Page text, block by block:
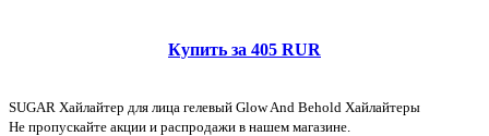
Купить за 405 RUR
SUGAR Хайлайтер для лица гелевый Glow And Behold Хайлайтеры
Не пропускайте акции и распродажи в нашем магазине.